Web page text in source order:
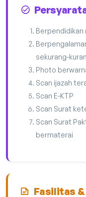
Berpendidikan
sekurang-
Photo
Scan ijazah
Scan E-KTP
Scan Surat
Scan Surat
bermaterai
Fasilitas